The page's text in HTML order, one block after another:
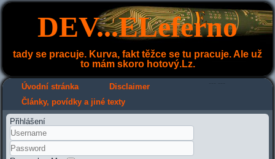
DEV...ELeferno
tady se pracuje. Kurva, fakt těžce se tu pracuje. Ale už
to mám skoro hotový.Lz.
Úvodní stránka Disclaimer
Články, povídky a jiné texty
Přihlášení